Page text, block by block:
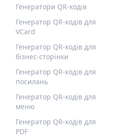
Генератори QR-кодів
Генератор QR-кодів для
VCard
Генератор QR-кодів для
бізнес-сторінки
Генератор QR-кодів для
посилань
Генератор QR-кодів для
меню
Генератор QR-кодів для
PDF